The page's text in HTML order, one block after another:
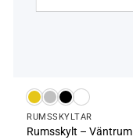
RUMS­SKYLTAR
Rumsskylt – Väntrum